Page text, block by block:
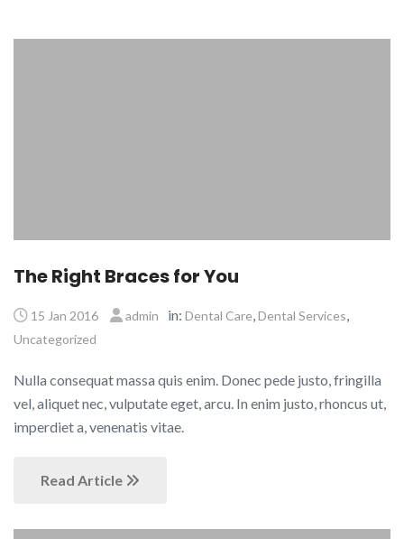
The Right Braces for You
15 Jan 2016 admin in: Dental Care,Dental Services,
Uncategorized
Nulla consequat massa quis enim. Donec pede justo, fringilla
vel, aliquet nec, vulputate eget, arcu. In enim justo, rhoncus ut,
imperdiet a, venenatis vitae.
Read Article